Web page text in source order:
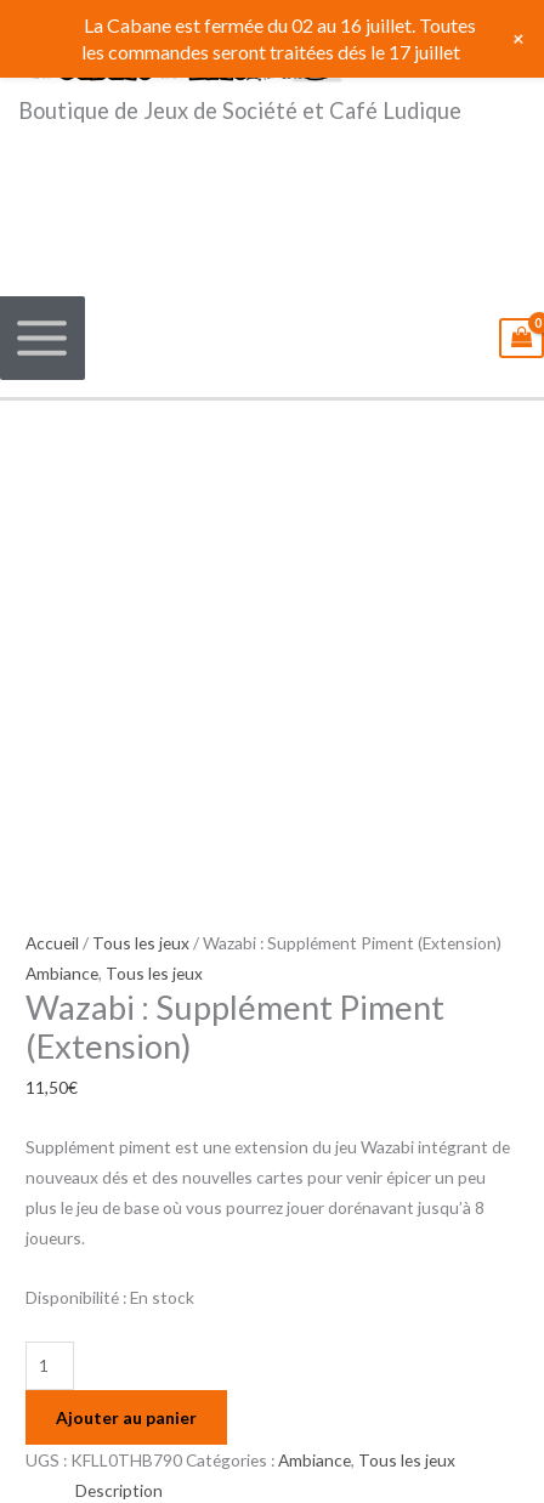
contenu
Boutique de Jeux de Société et Café Ludique
Accueil / Tous les jeux/ Wazabi : Supplément Piment (Extension)
Ambiance, Tous les jeux
Wazabi : Supplément Piment
(Extension)
11,50€
Supplément piment est une extension du jeu Wazabi intégrant de
nouveaux dés et des nouvelles cartes pour venir épicer un peu
plus le jeu de base où vous pourrez jouer dorénavant jusqu’à 8
joueurs.
Disponibilité :En stock
Ajouter au panier
UGS : KFLL0THB790 Catégories :Ambiance, Tous les jeux
Description
La Cabane est fermée du 02 au 16 juillet. Toutes
les commandes seront traitées dés le 17 juillet
+